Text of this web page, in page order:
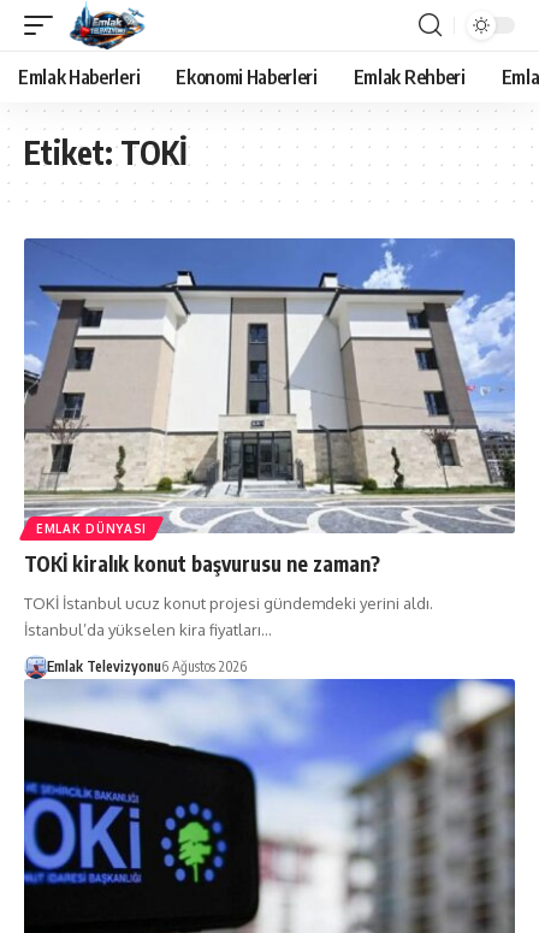
Emlak Haberleri Ekonomi Haberleri Emlak Rehberi
Etiket:TOKİ
EMLAK DÜNYASI
TOKİ kiralık konut başvurusu ne zaman?
TOKİ İstanbul ucuz konut projesi gündemdeki yerini aldı.
İstanbul’da yükselen kira fiyatları…
Emlak Televizyonu6 Ağustos 2026